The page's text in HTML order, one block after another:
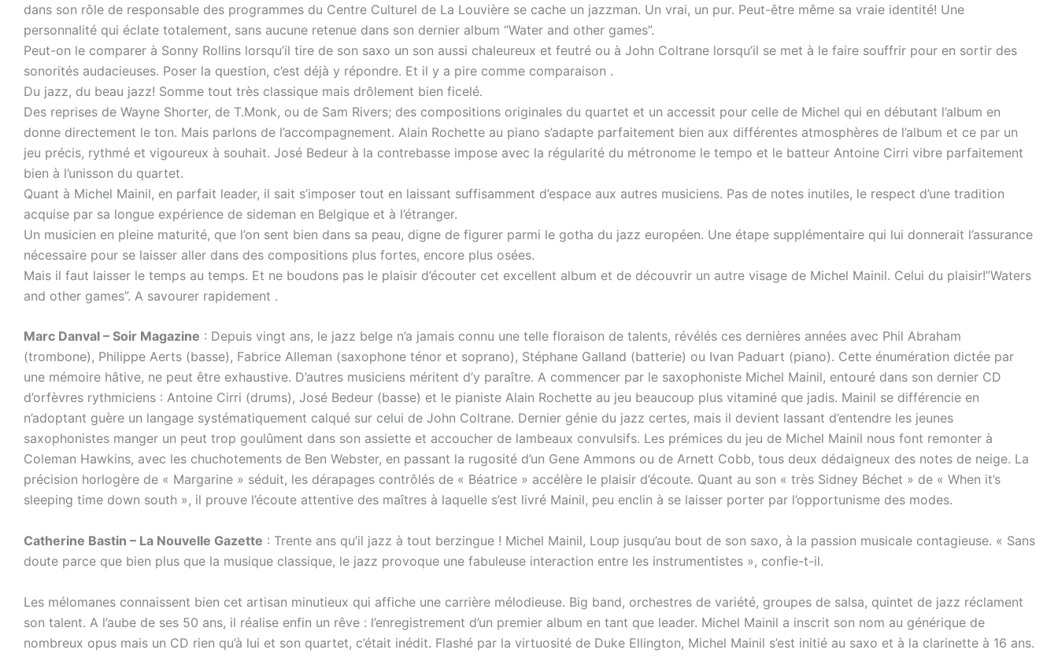
dans son rôle de responsable des programmes du Centre Culturel de La Louvière se cache un jazzman. Un vrai, un pur. Peut-être même sa vraie identité! Une
personnalité qui éclate totalement, sans aucune retenue dans son dernier album “Water and other games”.
Peut-on le comparer à Sonny Rollins lorsqu’il tire de son saxo un son aussi chaleureux et feutré ou à John Coltrane lorsqu’il se met à le faire souffrir pour en sortir des
sonorités audacieuses. Poser la question, c’est déjà y répondre. Et il y a pire comme comparaison .
Du jazz, du beau jazz! Somme tout très classique mais drôlement bien ficelé.
Des reprises de Wayne Shorter, de T.Monk, ou de Sam Rivers; des compositions originales du quartet et un accessit pour celle de Michel qui en débutant l’album en
donne directement le ton. Mais parlons de l’accompagnement. Alain Rochette au piano s’adapte parfaitement bien aux différentes atmosphères de l’album et ce par un
jeu précis, rythmé et vigoureux à souhait. José Bedeur à la contrebasse impose avec la régularité du métronome le tempo et le batteur Antoine Cirri vibre parfaitement
bien à l’unisson du quartet.
Quant à Michel Mainil, en parfait leader, il sait s’imposer tout en laissant suffisamment d’espace aux autres musiciens. Pas de notes inutiles, le respect d’une tradition
acquise par sa longue expérience de sideman en Belgique et à l’étranger.
Un musicien en pleine maturité, que l’on sent bien dans sa peau, digne de figurer parmi le gotha du jazz européen. Une étape supplémentaire qui lui donnerait l’assurance
nécessaire pour se laisser aller dans des compositions plus fortes, encore plus osées.
Mais il faut laisser le temps au temps. Et ne boudons pas le plaisir d’écouter cet excellent album et de découvrir un autre visage de Michel Mainil. Celui du plaisir!”Waters
and other games”. A savourer rapidement .
Marc Danval – Soir Magazine : Depuis vingt ans, le jazz belge n’a jamais connu une telle floraison de talents, révélés ces dernières années avec Phil Abraham
(trombone), Philippe Aerts (basse), Fabrice Alleman (saxophone ténor et soprano), Stéphane Galland (batterie) ou Ivan Paduart (piano). Cette énumération dictée par
une mémoire hâtive, ne peut être exhaustive. D’autres musiciens méritent d’y paraître. A commencer par le saxophoniste Michel Mainil, entouré dans son dernier CD
d’orfèvres rythmiciens : Antoine Cirri (drums), José Bedeur (basse) et le pianiste Alain Rochette au jeu beaucoup plus vitaminé que jadis. Mainil se différencie en
n’adoptant guère un langage systématiquement calqué sur celui de John Coltrane. Dernier génie du jazz certes, mais il devient lassant d’entendre les jeunes
saxophonistes manger un peut trop goulûment dans son assiette et accoucher de lambeaux convulsifs. Les prémices du jeu de Michel Mainil nous font remonter à
Coleman Hawkins, avec les chuchotements de Ben Webster, en passant la rugosité d’un Gene Ammons ou de Arnett Cobb, tous deux dédaigneux des notes de neige. La
précision horlogère de « Margarine » séduit, les dérapages contrôlés de « Béatrice » accélère le plaisir d’écoute. Quant au son « très Sidney Béchet » de « When it’s
sleeping time down south », il prouve l’écoute attentive des maîtres à laquelle s’est livré Mainil, peu enclin à se laisser porter par l’opportunisme des modes.
Catherine Bastin – La Nouvelle Gazette : Trente ans qu’il jazz à tout berzingue ! Michel Mainil, Loup jusqu’au bout de son saxo, à la passion musicale contagieuse. « Sans
doute parce que bien plus que la musique classique, le jazz provoque une fabuleuse interaction entre les instrumentistes », confie-t-il.
Les mélomanes connaissent bien cet artisan minutieux qui affiche une carrière mélodieuse. Big band, orchestres de variété, groupes de salsa, quintet de jazz réclament
son talent. A l’aube de ses 50 ans, il réalise enfin un rêve : l’enregistrement d’un premier album en tant que leader. Michel Mainil a inscrit son nom au générique de
nombreux opus mais un CD rien qu’à lui et son quartet, c’était inédit. Flashé par la virtuosité de Duke Ellington, Michel Mainil s’est initié au saxo et à la clarinette à 16 ans.